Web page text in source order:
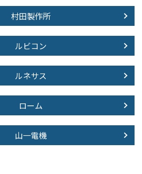
村田製作所
ルビコン
ルネサス
ローム
山一電機